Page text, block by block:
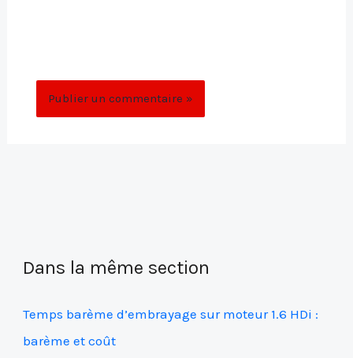
Dans la même section
Temps barème d’embrayage sur moteur 1.6 HDi :
barème et coût